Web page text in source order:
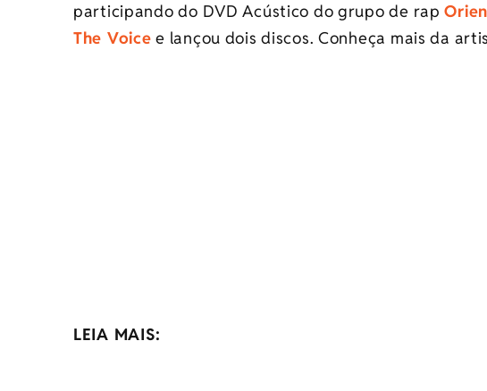
participando do DVD Acústico do grupo de rap
The Voice e lançou dois discos. Conheça mais da
LEIA MAIS: